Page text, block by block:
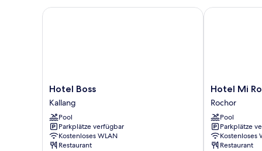
Hotel
Boss
Kallang
Hotel Boss
Kallang
Pool
Parkplätze verfügbar
Kostenloses WLAN
Restaurant
Hotel Boss
Hotel
Mi
Rochor
Rochor
Hotel Mi
Rochor
Pool
Parkplätze
Kostenloses
Restaurant
Hotel Mi